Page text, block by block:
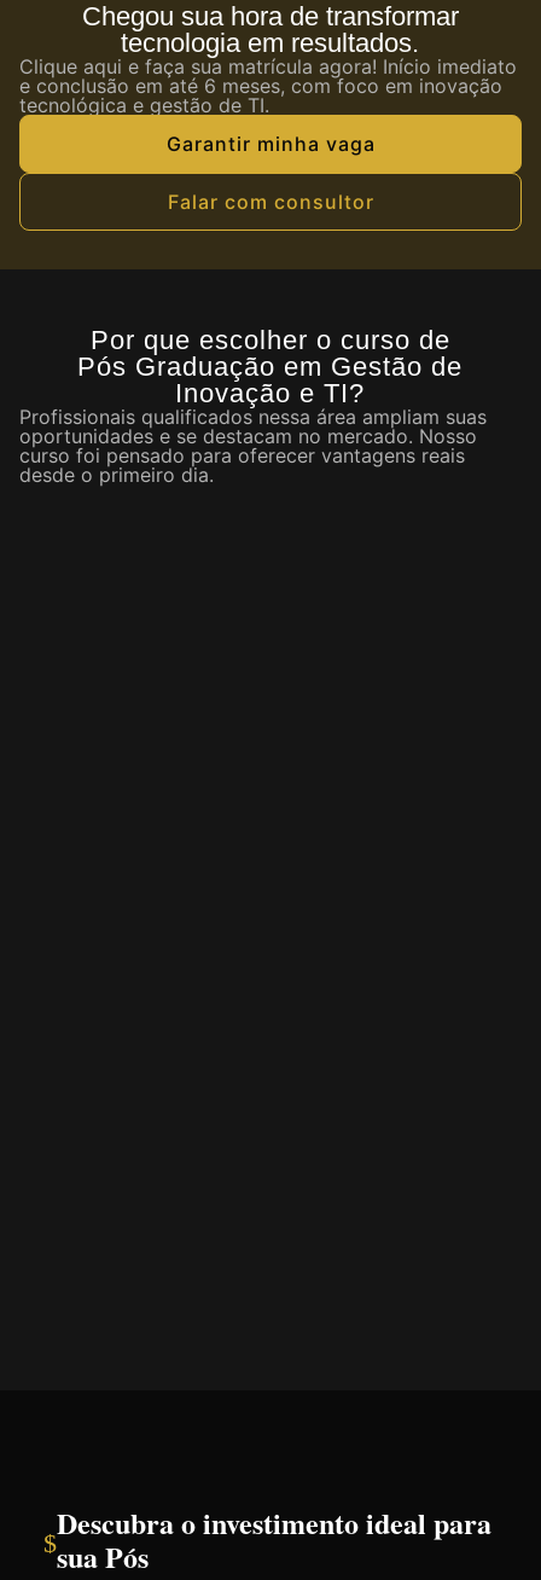
Chegou sua hora de transformar
tecnologia em resultados.
Clique aqui e faça sua matrícula agora! Início imediato
e conclusão em até 6 meses, com foco em inovação
tecnológica e gestão de TI.
Garantir minha vaga
Falar com consultor
Por que escolher o curso de
Pós Graduação em Gestão de
Inovação e TI?
Profissionais qualificados nessa área ampliam suas
oportunidades e se destacam no mercado. Nosso
curso foi pensado para oferecer vantagens reais
desde o primeiro dia.
$Descubra o investimento ideal para
sua Pós